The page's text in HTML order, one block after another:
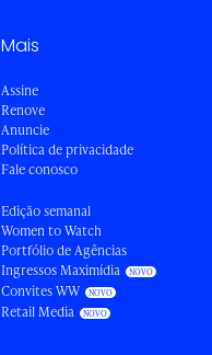
Mais
Assine
Renove
Anuncie
Política de privacidade
Fale conosco
Edição semanal
Women to Watch
Portfólio de Agências
Ingressos Maximídia
Convites WW
Retail Media